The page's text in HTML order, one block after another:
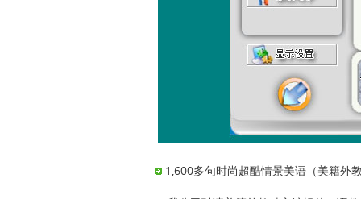
1,600多句时尚超酷情景美语（美籍外